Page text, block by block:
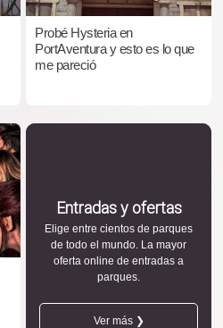
Probé Hysteria en
PortAventura y esto es lo que
me pareció
Entradas y ofertas
Elige entre cientos de parques
de todo el mundo. La mayor
oferta online de entradas a
parques.
Ver más ❯